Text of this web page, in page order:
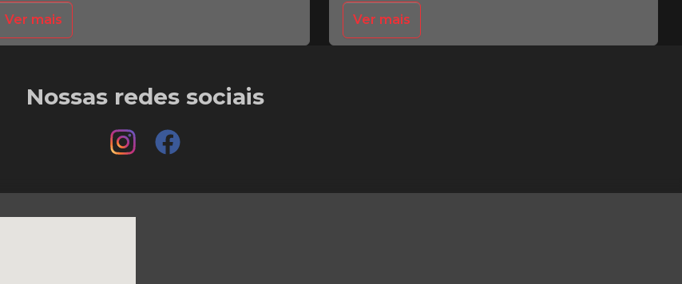
Ver mais Ver mais
Nossas redes sociais